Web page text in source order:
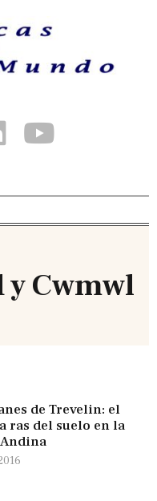
y Cwmwl
de Trevelin: el
ras del suelo en la